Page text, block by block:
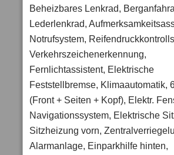
Beheizbares Lenkrad,
Lederlenkrad,
Notrufsystem,
Verkehrszeichenerkennung,
Fernlichtassistent, Elektrische
Feststellbremse, Klimaautomatik,
(Front + Seiten + Kopf), Elektr.
Navigationssystem, Elektrische
Sitzheizung vorn,
Alarmanlage, Einparkhilfe hinten,